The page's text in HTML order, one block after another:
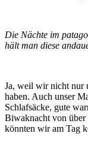
Die Nächte im
hält man diese
Ja, weil wir nicht nur
haben. Auch unser
Schlafsäcke, gute
Biwaknacht von über
könnten wir am Tag